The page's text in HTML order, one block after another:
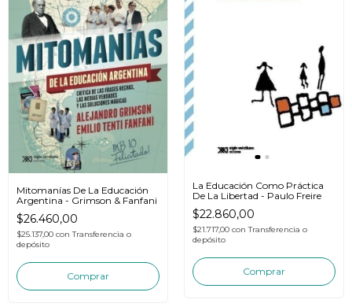
Mitomanías De La Educación
Argentina - Grimson & Fanfani
$26.460,00
$25.137,00 con Transferencia o
depósito
La Educación Como Práctica
De La Libertad - Paulo Freire
$22.860,00
$21.717,00 con Transferencia o
depósito